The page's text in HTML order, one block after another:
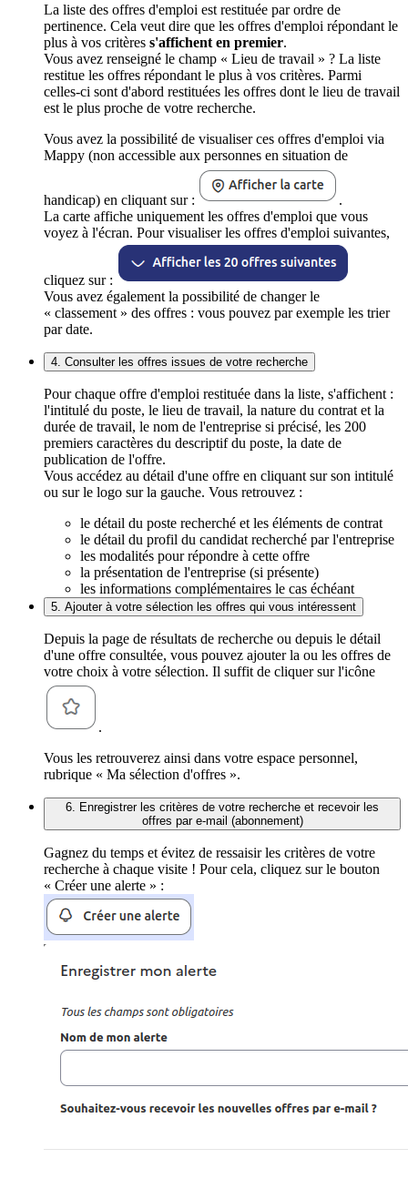
La liste des offres d'emploi est restituée par ordre de
pertinence. Cela veut dire que les offres d'emploi répondant le
plus à vos critères s'affichent en premier.
Vous avez renseigné le champ « Lieu de travail » ? La liste
restitue les offres répondant le plus à vos critères. Parmi
celles-ci sont d'abord restituées les offres dont le lieu de travail
est le plus proche de votre recherche.
Vous avez la possibilité de visualiser ces offres d'emploi via
Mappy (non accessible aux personnes en situation de
handicap) en cliquant sur :
.
La carte affiche uniquement les offres d'emploi que vous
voyez à l'écran. Pour visualiser les offres d'emploi suivantes,
cliquez sur :
Vous avez également la possibilité de changer le
« classement » des offres : vous pouvez par exemple les trier
par date.
4. Consulter les offres issues de votre recherche
Pour chaque offre d'emploi restituée dans la liste, s'affichent :
l'intitulé du poste, le lieu de travail, la nature du contrat et la
durée de travail, le nom de l'entreprise si précisé, les 200
premiers caractères du descriptif du poste, la date de
publication de l'offre.
Vous accédez au détail d'une offre en cliquant sur son intitulé
ou sur le logo sur la gauche. Vous retrouvez :
le détail du poste recherché et les éléments de contrat
le détail du profil du candidat recherché par l'entreprise
les modalités pour répondre à cette offre
la présentation de l'entreprise (si présente)
les informations complémentaires le cas échéant
5. Ajouter à votre sélection les offres qui vous intéressent
Depuis la page de résultats de recherche ou depuis le détail
d'une offre consultée, vous pouvez ajouter la ou les offres de
votre choix à votre sélection. Il suffit de cliquer sur l'icône
.
Vous les retrouverez ainsi dans votre espace personnel,
rubrique « Ma sélection d'offres ».
6. Enregistrer les critères de votre recherche et recevoir les
offres par e-mail (abonnement)
Gagnez du temps et évitez de ressaisir les critères de votre
recherche à chaque visite ! Pour cela, cliquez sur le bouton
« Créer une alerte » :